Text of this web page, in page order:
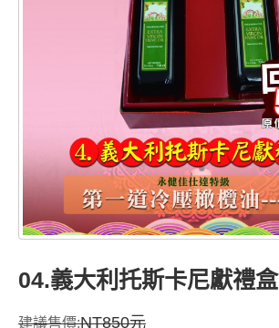
04.義大利托斯卡尼獻禮盒
建議售價:NT850元